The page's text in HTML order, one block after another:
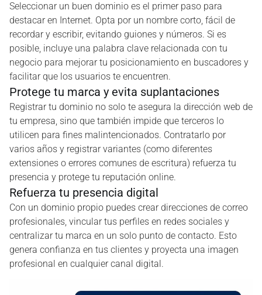
Seleccionar un buen dominio es el primer paso para
destacar en Internet. Opta por un nombre corto, fácil de
recordar y escribir, evitando guiones y números. Si es
posible, incluye una palabra clave relacionada con tu
negocio para mejorar tu posicionamiento en buscadores y
facilitar que los usuarios te encuentren.
Protege tu marca y evita suplantaciones
Registrar tu dominio no solo te asegura la dirección web de
tu empresa, sino que también impide que terceros lo
utilicen para fines malintencionados. Contratarlo por
varios años y registrar variantes (como diferentes
extensiones o errores comunes de escritura) refuerza tu
presencia y protege tu reputación online.
Refuerza tu presencia digital
Con un dominio propio puedes crear direcciones de correo
profesionales, vincular tus perfiles en redes sociales y
centralizar tu marca en un solo punto de contacto. Esto
genera confianza en tus clientes y proyecta una imagen
profesional en cualquier canal digital.